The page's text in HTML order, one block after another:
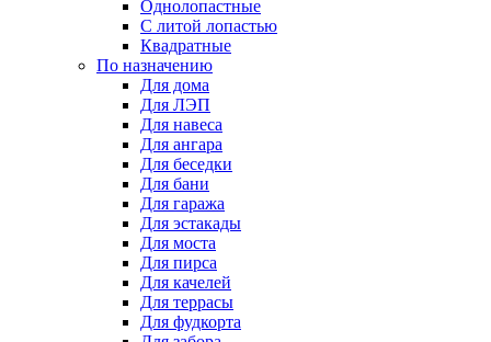
Однолопастные
С литой лопастью
Квадратные
По назначению
Для дома
Для ЛЭП
Для навеса
Для ангара
Для беседки
Для бани
Для гаража
Для эстакады
Для моста
Для пирса
Для качелей
Для террасы
Для фудкорта